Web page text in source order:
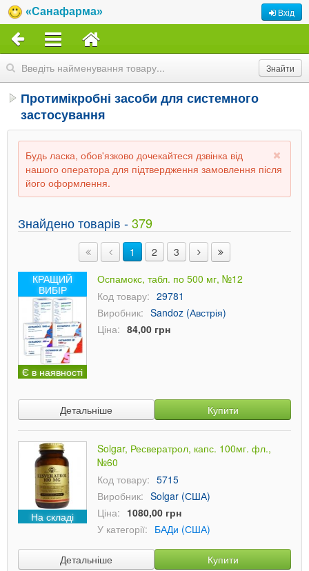
«Санафарма» Вхід
Протимікробні засоби для системного
застосування
Будь ласка, обов'язково дочекайтеся дзвінка від
нашого оператора для підтвердження замовлення після
його оформлення.
Знайдено товарів -379
1 2
3
КРАЩИЙ
ВИБІР
Є в наявності
Оспамокс, табл. по 500 мг, №12
Код товару: 29781
Виробник: Sandoz (Австрія)
Ціна: 84,00 грн
Детальніше Купити
На складі
Solgar, Ресвератрол, капс. 100мг. фл.,
№60
Код товару: 5715
Виробник: Solgar (США)
Ціна: 1080,00 грн
У категорії: БАДи (США)
Детальніше Купити